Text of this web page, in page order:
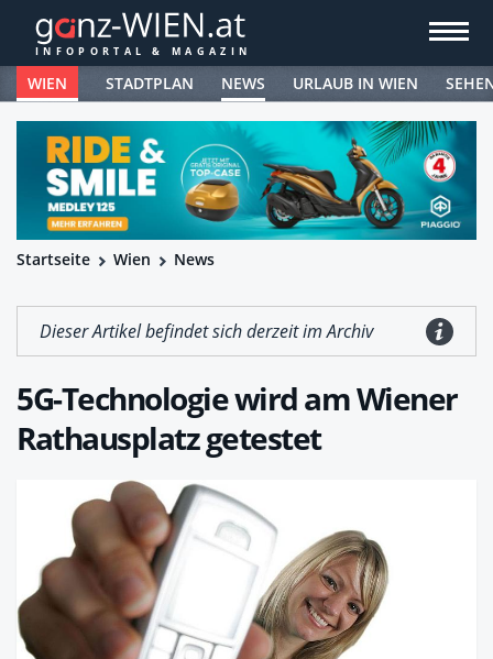
WIEN STADTPLAN NEWS URLAUB IN WIEN
Startseite Wien News
Dieser Artikel befindet sich derzeit im Archiv
5G-Technologie wird am Wiener
Rathausplatz getestet